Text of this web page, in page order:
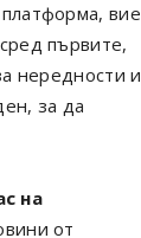
вие
първите,
нередности и
за да
на
от